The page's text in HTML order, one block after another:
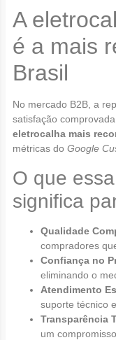
A
é a mais
Brasil
No mercado B2B, a
satisfação
eletrocalha mais
métricas do Google
O que
significa
Qualidade
compradores
Confiança no
eliminando o
Atendimento
suporte técnico
Transparência
um